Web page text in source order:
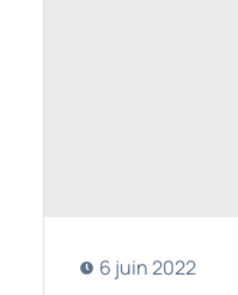
6 juin 2022